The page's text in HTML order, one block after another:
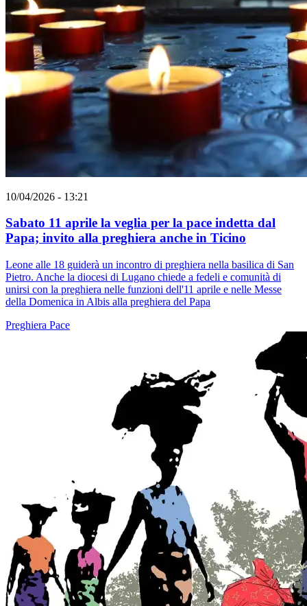
10/04/2026 - 13:21
Sabato 11 aprile la veglia per la pace indetta dal
Papa; invito alla preghiera anche in Ticino
Leone alle 18 guiderà un incontro di preghiera nella basilica di San
Pietro. Anche la diocesi di Lugano chiede a fedeli e comunità di
unirsi con la preghiera nelle funzioni dell'11 aprile e nelle Messe
della Domenica in Albis alla preghiera del Papa
Preghiera Pace